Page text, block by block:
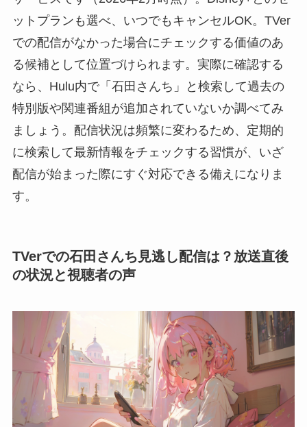
ットプランも選べ、いつでもキャンセルOK。TVer
での配信がなかった場合にチェックする価値のあ
る候補として位置づけられます。実際に確認する
なら、Hulu内で「石田さんち」と検索して過去の
特別版や関連番組が追加されていないか調べてみ
ましょう。配信状況は頻繁に変わるため、定期的
に検索して最新情報をチェックする習慣が、いざ
配信が始まった際にすぐ対応できる備えになりま
す。
TVerでの石田さんち見逃し配信は？放送直後
の状況と視聴者の声